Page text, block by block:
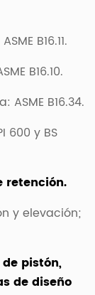
B16.11.
B16.10.
B16.34.
600 y BS
retención.
y elevación;
pistón,
de diseño